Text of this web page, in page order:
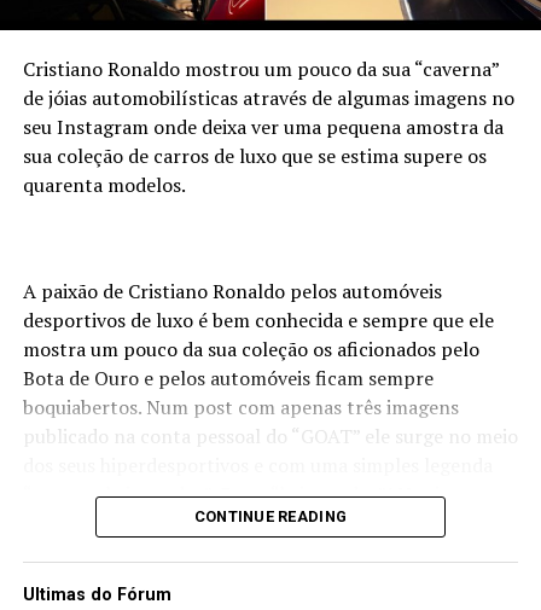
Cristiano Ronaldo mostrou um pouco da sua “caverna”
de jóias automobilísticas através de algumas imagens no
seu Instagram onde deixa ver uma pequena amostra da
sua coleção de carros de luxo que se estima supere os
quarenta modelos.
A paixão de Cristiano Ronaldo pelos automóveis
desportivos de luxo é bem conhecida e sempre que ele
mostra um pouco da sua coleção os aficionados pelo
Bota de Ouro e pelos automóveis ficam sempre
boquiabertos. Num post com apenas três imagens
publicado na conta pessoal do “GOAT” ele surge no meio
“os meus brinquedos”. E que “brinquedos”! Nas imagens
podemos ver os Bugatti Veyron e Chiron, os Ferrari
outros de uma coleção onde não faltam modelos da
CONTINUE READING
Ultimas do Fórum